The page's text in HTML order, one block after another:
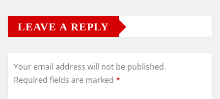
LEAVE A REPLY
Your email address will not be published.
Required fields are marked *